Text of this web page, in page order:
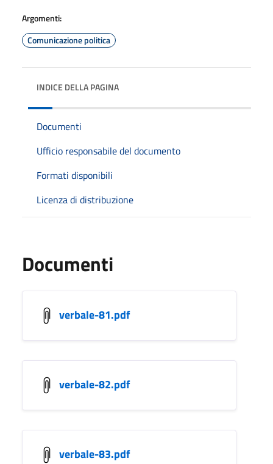
Argomenti:
Comunicazione politica
INDICE DELLA PAGINA
Documenti
Ufficio responsabile del documento
Formati disponibili
Licenza di distribuzione
Documenti
verbale-81.pdf
verbale-82.pdf
verbale-83.pdf